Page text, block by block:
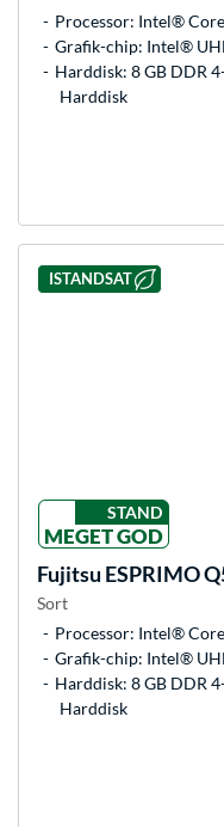
Processor: Intel®
Grafik-chip: Intel®
Harddisk: 8 GB DDR
Harddisk
ISTANDSAT
STAND
MEGET GOD
Fujitsu ESPRIMO
Sort
Processor: Intel®
Grafik-chip: Intel®
Harddisk: 8 GB DDR
Harddisk